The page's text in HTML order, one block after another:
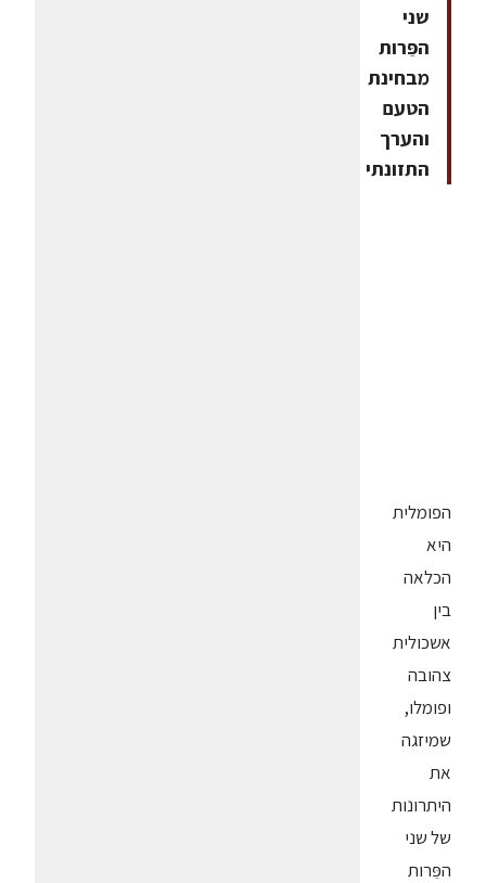
שני
הפֵּרות
מבחינת
הטעם
והערך
התזונתי
הפומלית
היא
הכלאה
בין
אשכולית
צהובה
ופומלו,
שמיזגה
את
היתרונות
של שני
הפֵּרות